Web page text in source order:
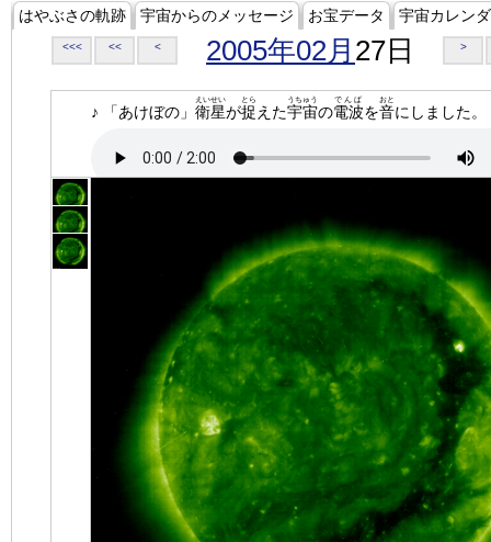
はやぶさの軌跡 宇宙からのメッセージ お宝データ 宇宙カレン
<<< << < 2005年02月 27日 >
♪ 「あけぼの」 衛星
えいせい
が捉
とら
えた宇宙
うちゅう
の電波
でんぱ
を音
おと
にしました。